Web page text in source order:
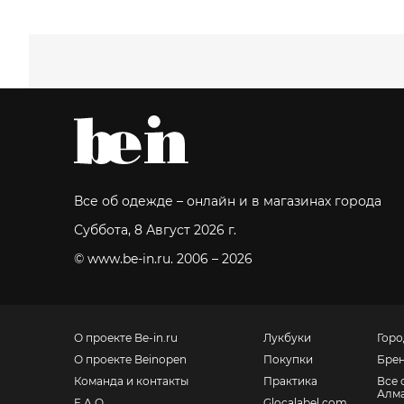
Все об одежде – онлайн и в магазинах города
Суббота, 8 Август 2026 г.
© www.be-in.ru. 2006 – 2026
О проекте Be-in.ru
О проекте Beinopen
Команда и контакты
Лукбуки
Покупки
Практика
Все